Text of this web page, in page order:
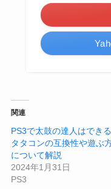
関連
PS3で太鼓の達人はでき
タタコンの互換性や遊ぶ
について解説
2024年1月31日
PS3